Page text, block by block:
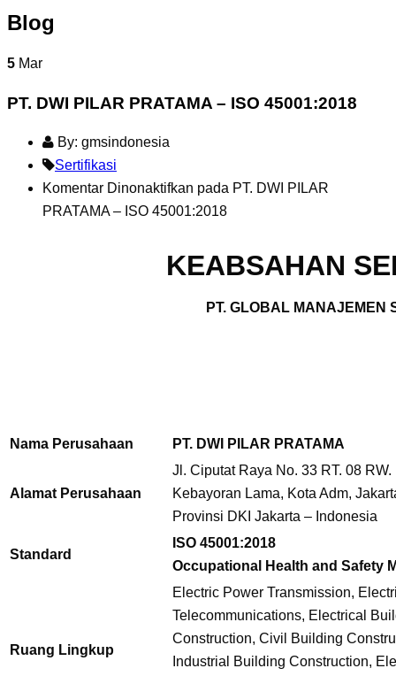
Blog
5 Mar
PT. DWI PILAR PRATAMA – ISO 45001:2018
By: gmsindonesia
Sertifikasi
Komentar Dinonaktifkan pada PT. DWI PILAR
PRATAMA – ISO 45001:2018
KEABSAHAN
PT. GLOBAL MANAJEMEN
Nama Perusahaan PT. DWI PILAR PRATAMA
Alamat Perusahaan
Jl. Ciputat Raya No. 33 RT. 08
Kebayoran Lama, Kota Adm,
Provinsi DKI Jakarta – Indonesia
Standard
ISO 45001:2018
Occupational Health and Safety
Ruang Lingkup
Electric Power Transmission,
Telecommunications, Electrical
Construction, Civil Building
Industrial Building Construction,